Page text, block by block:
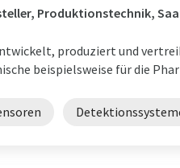
Produktionstechnik,
produziert und
beispielsweise für die